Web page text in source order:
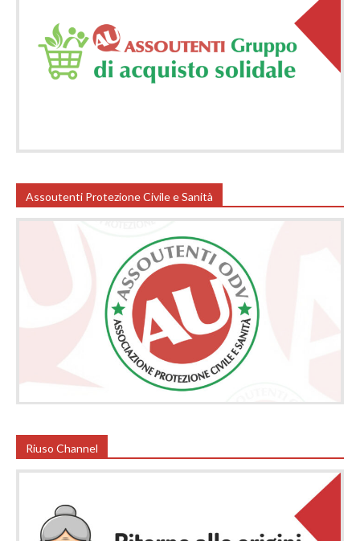
Assoutenti Protezione Civile e Sanità
Riuso Channel